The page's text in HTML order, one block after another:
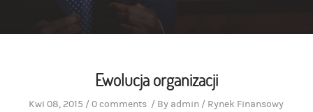
Ewolucja organizacji
Kwi 08, 2015 /0 comments / By admin / Rynek Finansowy